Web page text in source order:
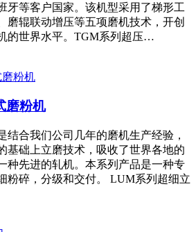
牙等客户国家。该机型采用了梯形工
磨辊联动增压等五项磨机技术，开创
的世界水平。TGM系列超压…
磨粉机
结合我们公司几年的磨机生产经验，
基础上立磨技术，吸收了世界各地的
种先进的轧机。本系列产品是一种专
粉碎，分级和交付。 LUM系列超细立